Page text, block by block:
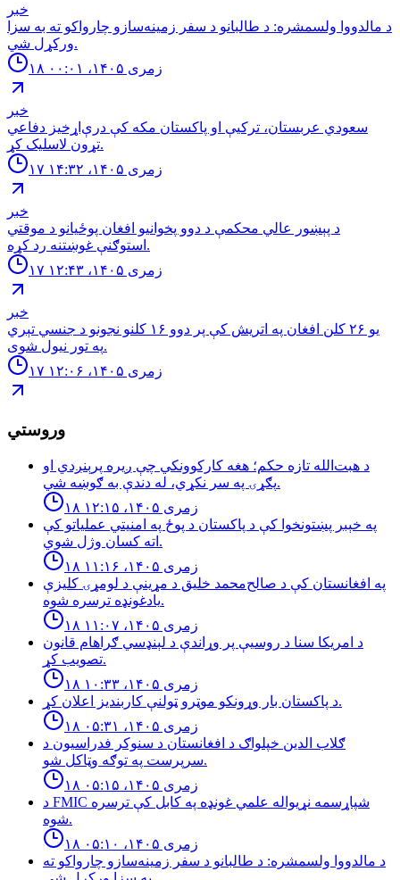
خبر
د مالدووا ولسمشره: د طالبانو د سفر زمینه‌سازو چارواکو ته به سزا
ورکړل شي.
۱۸ زمری ۱۴۰۵، ۰۰:۰۱
خبر
سعودي عربستان، ترکیې او پاکستان مکه کې درې‌اړخیز دفاعي
تړون لاسلیک کړ.
۱۷ زمری ۱۴۰۵، ۱۴:۳۲
خبر
د پېښور عالي محکمې د دوو پخوانیو افغان پوځیانو د موقتي
استوګنې غوښتنه رد کړه.
۱۷ زمری ۱۴۰۵، ۱۲:۴۳
خبر
یو ۲۶ کلن افغان په اتریش کې پر دوو ۱۶ کلنو نجونو د جنسي تېري
په تور نیول شوی.
۱۷ زمری ۱۴۰۵، ۱۲:۰۶
وروستي
د هبت‌الله تازه حکم؛ هغه کارکوونکي چې ږیره پرېنږدي او
پګړۍ په سر نکړي، له دندې به ګوښه شي.
۱۸ زمری ۱۴۰۵، ۱۲:۱۵
په خېبر پښتونخوا کې د پاکستان د پوځ په امنیتي عملیاتو کې
اته کسان وژل شوي.
۱۸ زمری ۱۴۰۵، ۱۱:۱۶
په افغانستان کې د صالح‌محمد خلیق د مړینې د لومړۍ کلیزې
یادغونډه ترسره شوه.
۱۸ زمری ۱۴۰۵، ۱۱:۰۷
د امریکا سنا د روسیې پر وړاندې د لېنډسي ګراهام قانون
تصویب کړ.
۱۸ زمری ۱۴۰۵، ۱۰:۳۳
د پاكستان بار وړونكو موټرو ټولنې كاربنديز اعلان كړ.
۱۸ زمری ۱۴۰۵، ۰۵:۳۱
ګلاب الدین خپلواګ د افغانستان د سنوکر فدراسیون د
سرپرست په توګه وټاکل شو.
۱۸ زمری ۱۴۰۵، ۰۵:۱۵
د FMIC شپاړسمه نړیواله علمي غونډه په کابل کې ترسره
شوه.
۱۸ زمری ۱۴۰۵، ۰۵:۱۰
د مالدووا ولسمشره: د طالبانو د سفر زمینه‌سازو چارواکو ته